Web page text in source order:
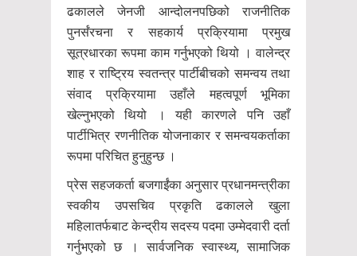
ढकालले जेनजी आन्दोलनपछिको राजनीतिक
पुनर्संरचना र सहकार्य प्रक्रियामा प्रमुख
सूत्रधारका रूपमा काम गर्नुभएको थियो । वालेन्द्र
शाह र राष्ट्रिय स्वतन्त्र पार्टीबीचको समन्वय तथा
संवाद प्रक्रियामा उहाँले महत्वपूर्ण भूमिका
खेल्नुभएको थियो । यही कारणले पनि उहाँ
पार्टीभित्र रणनीतिक योजनाकार र समन्वयकर्ताका
रूपमा परिचित हुनुहुन्छ ।
प्रेस सहजकर्ता बजगाईंका अनुसार प्रधानमन्त्रीका
स्वकीय उपसचिव प्रकृति ढकालले खुला
महिलातर्फबाट केन्द्रीय सदस्य पदमा उम्मेदवारी दर्ता
गर्नुभएको छ । सार्वजनिक स्वास्थ्य, सामाजिक